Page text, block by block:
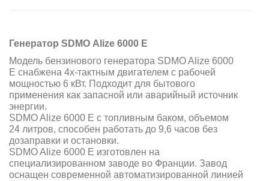
Генератор SDMO Alize 6000 E
Модель бензинового генератора SDMO Alize 6000
E снабжена 4х-тактным двигателем с рабочей
мощностью 6 кВт. Подходит для бытового
применения как запасной или аварийный источник
энергии.
SDMO Alize 6000 E с топливным баком, объемом
24 литров, способен работать до 9,6 часов без
дозаправки и остановки.
SDMO Alize 6000 E изготовлен на
специализированном заводе во Франции. Завод
оснащен современной автоматизированной линией